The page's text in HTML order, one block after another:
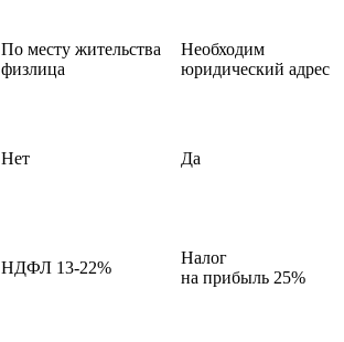
По месту жительства
физлица
Необходим
юридический адрес
Нет Да
НДФЛ 13-22%
Налог
на прибыль 25%